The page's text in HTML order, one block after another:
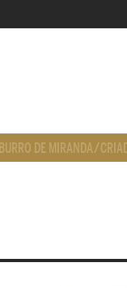
BURRO DE MIRANDA/